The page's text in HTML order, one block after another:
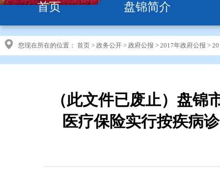
首页 盘锦简介
您现在所在的位置： 首页 > 政务公开 > 政府公报 > 2017年政府公报 >
（此文件已废止）盘
医疗保险实行按疾病